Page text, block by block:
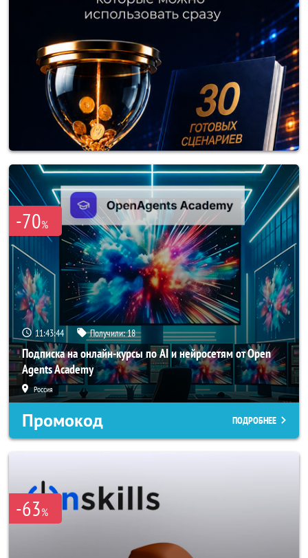
-70%
11:43:42 Получили:18
Подписка на онлайн-курсы по AI и нейросетям от Open
Agents Academy
Россия
Промокод ПОДРОБНЕЕ
-63%